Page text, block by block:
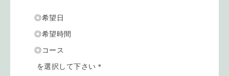
◎希望日
◎希望時間
◎コース
を選択して下さい＊